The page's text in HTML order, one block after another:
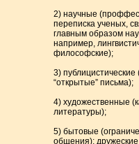
2) научные
переписка ученых,
главным образом
например,
философские);
3) публицистические
“открытые” письма);
4) художественные
литературы);
5) бытовые
общения);